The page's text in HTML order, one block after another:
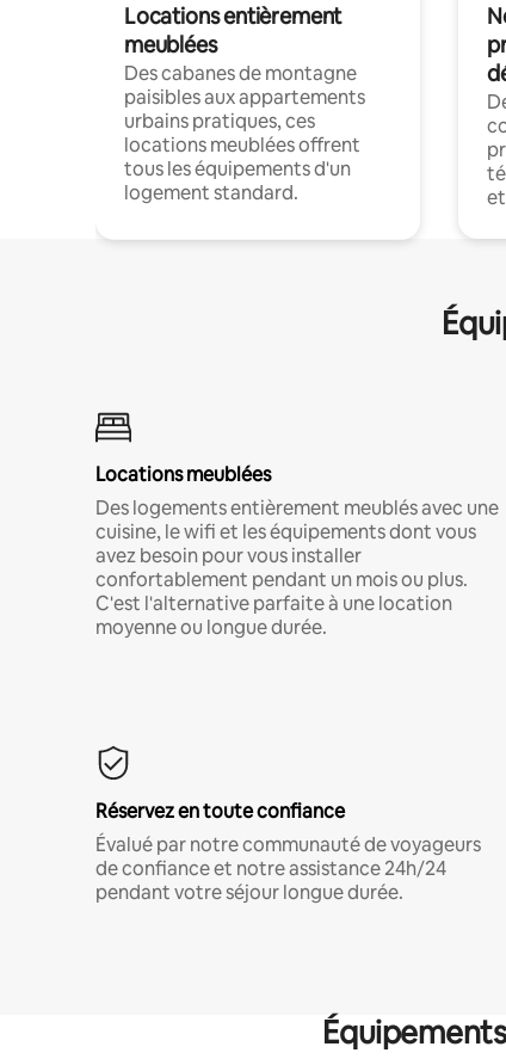
Locations entièrement
meublées
Des cabanes de montagne
paisibles aux appartements
urbains pratiques, ces
locations meublées offrent
tous les équipements d'un
logement standard.
Locations meublées
Des logements entièrement meublés avec une
cuisine, le wifi et les équipements dont vous
avez besoin pour vous installer
confortablement pendant un mois ou plus.
C'est l'alternative parfaite à une location
moyenne ou longue durée.
Réservez en toute confiance
Évalué par notre communauté de voyageurs
de confiance et notre assistance 24h/24
pendant votre séjour longue durée.